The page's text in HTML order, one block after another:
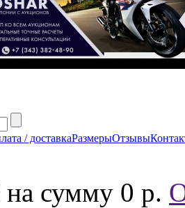
/ доставкаРазмерыОтзывы
на сумму 0 р.